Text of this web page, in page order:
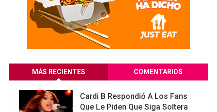
MÁS RECIENTES COMENTARIOS
Cardi B Respondió A Los Fans
Que Le Piden Que Siga Soltera